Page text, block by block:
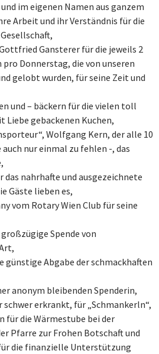
im eigenen Namen aus ganzem
Arbeit und ihr Verständnis für die
Gansterer für die jeweils 2
pro Donnerstag, die von unseren
gelobt wurden, für seine Zeit und
und – bäckern für die vielen toll
Liebe gebackenen Kuchen,
Wolfgang Kern, der alle 10
nur einmal zu fehlen -, das
das nahrhafte und ausgezeichnete
Gäste lieben es,
vom Rotary Wien Club für seine
Spende von
günstige Abgabe der schmackhaften
anonym bleibenden Spenderin,
erkrankt, für „Schmankerln“,
für die Wärmestube bei der
Pfarre zur Frohen Botschaft und
die finanzielle Unterstützung